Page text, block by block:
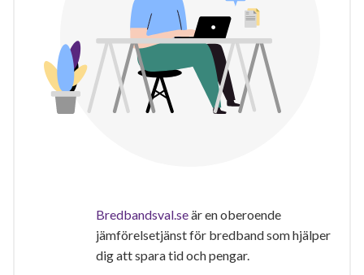
Bredbandsval.seär en oberoende
jämförelsetjänst för bredband som hjälper
dig att spara tid och pengar.